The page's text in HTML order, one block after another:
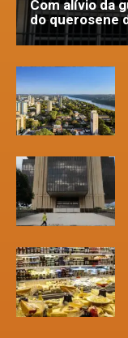
Com alívio da
do querosene